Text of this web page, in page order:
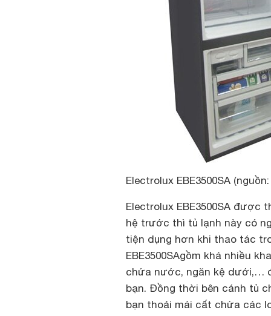
Electrolux EBE3500SA
Electrolux EBE3500SA
hệ trước thì tủ lạnh này có
tiện dụng hơn khi thao tác
EBE3500SAgồm khá nhiều
chứa nước, ngăn kệ dưới,…
bạn. Đồng thời bên cánh tủ
bạn thoải mái cất chứa các